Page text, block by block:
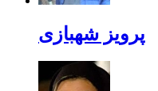
پرویز شهبازی